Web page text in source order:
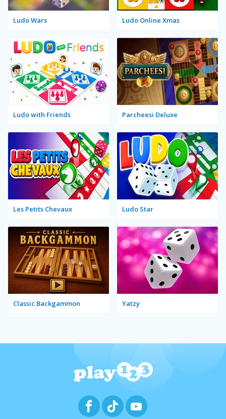
Ludo Wars Ludo Online Xmas
Ludo with Friends Parcheesi Deluxe
Les Petits Chevaux Ludo Star
Classic Backgammon Yatzy